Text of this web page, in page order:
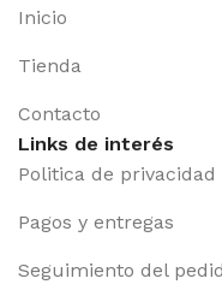
Inicio
Tienda
Contacto
Links de interés
Politica de privacidad
Pagos y entregas
Seguimiento del